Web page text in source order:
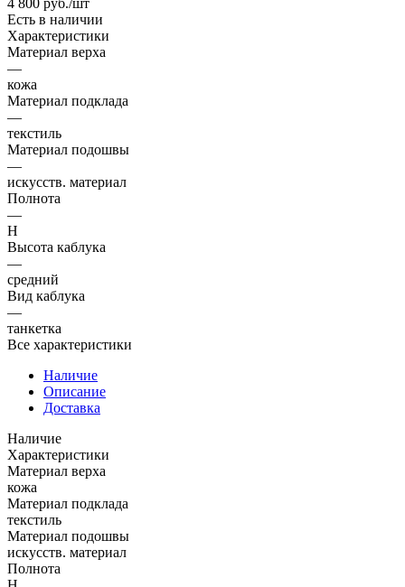
Есть в наличии
Характеристики
Материал верха
—
кожа
Материал подклада
—
текстиль
Материал подошвы
—
искусств. материал
Полнота
—
H
Высота каблука
—
средний
Вид каблука
—
танкетка
Все характеристики
Наличие
Описание
Доставка
Наличие
Характеристики
Материал верха
кожа
Материал подклада
текстиль
Материал подошвы
искусств. материал
Полнота